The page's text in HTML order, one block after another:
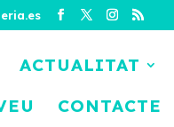
ACTUALITAT
CONTACTE